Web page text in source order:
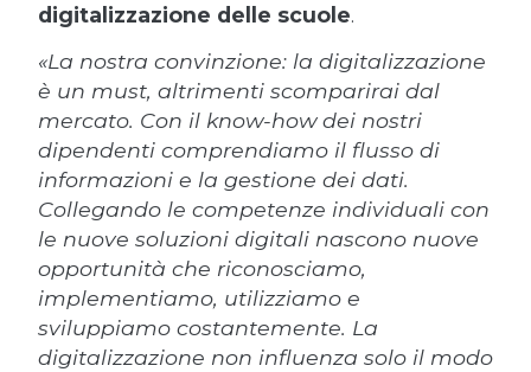
digitalizzazione delle scuole.
«La nostra convinzione: la digitalizzazione
è un must, altrimenti scomparirai dal
mercato. Con il know-how dei nostri
dipendenti comprendiamo il flusso di
informazioni e la gestione dei dati.
Collegando le competenze individuali con
le nuove soluzioni digitali nascono nuove
opportunità che riconosciamo,
implementiamo, utilizziamo e
sviluppiamo costantemente. La
digitalizzazione non influenza solo il modo